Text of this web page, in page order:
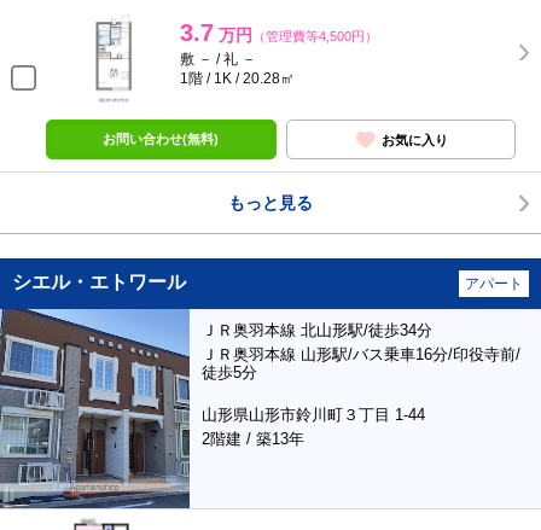
3.7 万円 （管理費等4,500円）
敷 － / 礼 －
1階 / 1K / 20.28㎡
お問い合わせ(無料) お気に入り
もっと見る
シエル・エトワール アパート
ＪＲ奥羽本線 北山形駅/徒歩34分
ＪＲ奥羽本線 山形駅/バス乗車16分/印役寺前/
徒歩5分
山形県山形市鈴川町３丁目 1-44
2階建 / 築13年